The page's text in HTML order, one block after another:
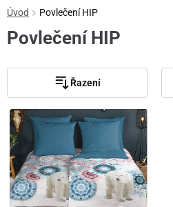
Úvod Povlečení HIP
Povlečení HIP
Řazení